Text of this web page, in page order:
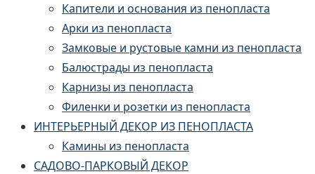
Капители и основания из пенопласта
Арки из пенопласта
Замковые и рустовые камни из пенопласта
Балюстрады из пенопласта
Карнизы из пенопласта
Филенки и розетки из пенопласта
ИНТЕРЬЕРНЫЙ ДЕКОР ИЗ ПЕНОПЛАСТА
Камины из пенопласта
САДОВО-ПАРКОВЫЙ ДЕКОР